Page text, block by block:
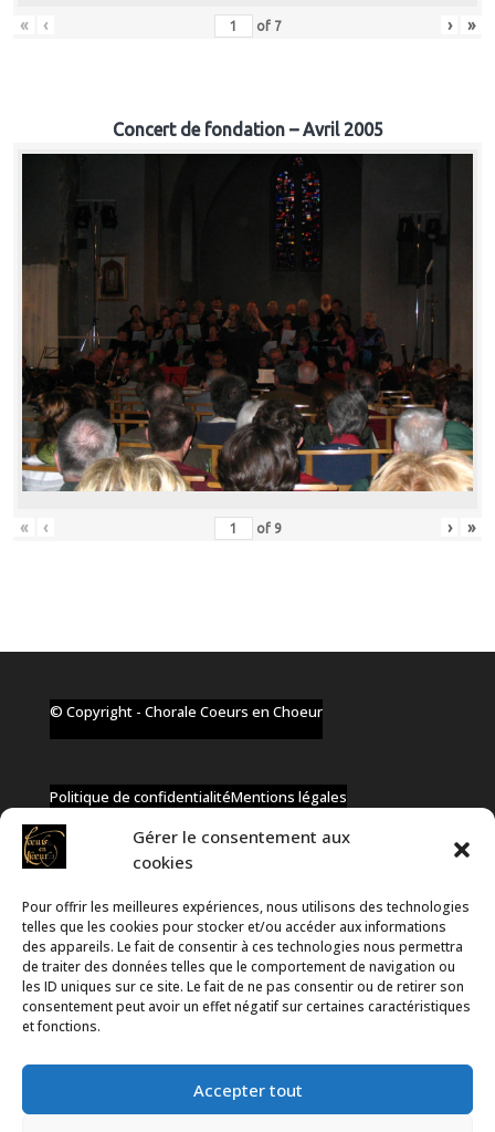
Gérer le consentement aux
cookies
Pour offrir les meilleures expériences, nous utilisons des technologies
telles que les cookies pour stocker et/ou accéder aux informations
des appareils. Le fait de consentir à ces technologies nous permettra
de traiter des données telles que le comportement de navigation ou
les ID uniques sur ce site. Le fait de ne pas consentir ou de retirer son
consentement peut avoir un effet négatif sur certaines caractéristiques
et fonctions.
Accepter tout
« ‹ of 7 › »
Concert de fondation – Avril 2005
« ‹ of 9 › »
© Copyright - Chorale Coeurs en Choeur
Politique de confidentialitéMentions légales
✆ +32 477 91 58 46
✉ infos@coeurs-en-choeur.be
Toute proposition de partenariat en développement sera